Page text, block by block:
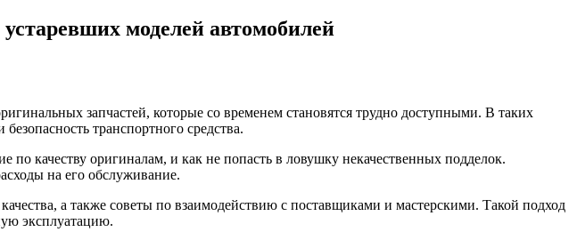
моделей автомобилей
запчастей, которые со временем становятся трудно доступными. В таких
транспортного средства.
качеству оригиналам, и как не попасть в ловушку некачественных подделок.
на его обслуживание.
а также советы по взаимодействию с поставщиками и мастерскими. Такой подход
эксплуатацию.